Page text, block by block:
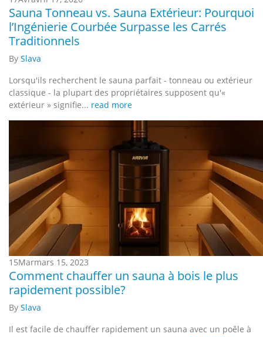
Sauna Tonneau vs. Sauna Extérieur: Pourquoi
l’Ingénierie Courbée Surpasse les Carrés
Traditionnels
By Slava
Lorsqu'ils recherchent le sauna parfait - tonneau ou extérieur
classique - la plupart des propriétaires supposent qu'«
extérieur » signifie... read more
15Marmars 15, 2023
Comment chauffer un sauna à bois le plus
rapidement possible?
By Slava
Il est facile de chauffer rapidement un sauna avec un poêle à